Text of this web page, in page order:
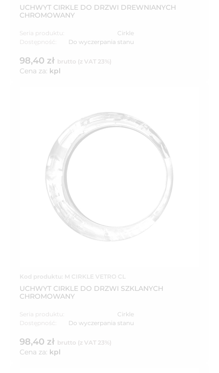
UCHWYT CIRKLE DO DRZWI DREWNIANYCH
CHROMOWANY
Seria produktu:
Cirkle
Dostępność:
Do wyczerpania stanu
98,40 zł brutto (z VAT 23%)
Cena za: kpl
Kod produktu: M CIRKLE VETRO CL
UCHWYT CIRKLE DO DRZWI SZKLANYCH
CHROMOWANY
Seria produktu:
Cirkle
Dostępność:
Do wyczerpania stanu
98,40 zł brutto (z VAT 23%)
Cena za: kpl